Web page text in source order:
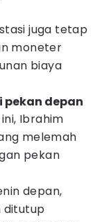
juga tetap
moneter
biaya
pekan depan
Ibrahim
melemah
pekan
depan,
ditutup